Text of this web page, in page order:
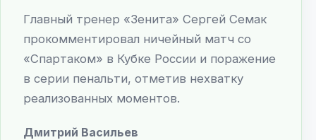
Главный тренер «Зенита» Сергей Семак
прокомментировал ничейный матч со
«Спартаком» в Кубке России и поражение
в серии пенальти, отметив нехватку
реализованных моментов.
Дмитрий Васильев